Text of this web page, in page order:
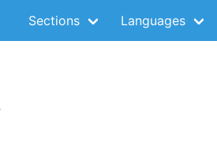
Sections Languages